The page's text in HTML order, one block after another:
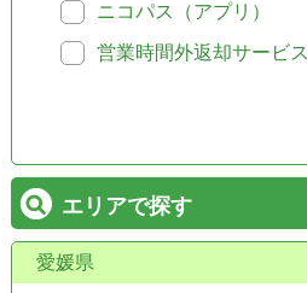
ニコパス（アプリ）
営業時間外返却サービス
エリアで探す
愛媛県